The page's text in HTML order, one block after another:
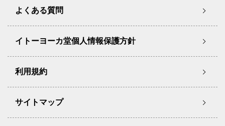
よくある質問
イトーヨーカ堂個人情報保護方針
利用規約
サイトマップ